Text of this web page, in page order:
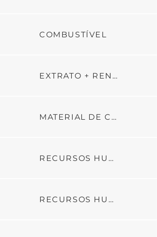
COMBUSTÍVEL
EXTRATO + RENDIMENTO
MATERIAL DE CONSUMO
RECURSOS HUMANOS _PARTE1
RECURSOS HUMANOS _PARTE2